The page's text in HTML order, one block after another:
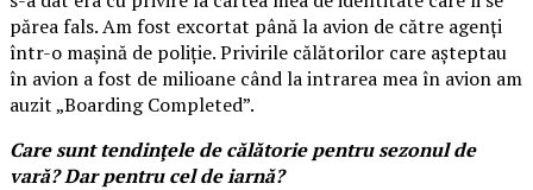
părea fals. Am fost excortat până la avion de către agenți
într-o mașină de poliție. Privirile călătorilor care așteptau
în avion a fost de milioane când la intrarea mea în avion am
auzit „Boarding Completed”.
Care sunt tendinţele de călătorie pentru sezonul de
vară? Dar pentru cel de iarnă?